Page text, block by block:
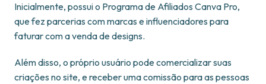
Inicialmente, possui o Programa de Afiliados Canva Pro,
que fez parcerias com marcas e influenciadores para
faturar com a venda de designs.
Além disso, o próprio usuário pode comercializar suas
criações no site, e receber uma comissão para as pessoas